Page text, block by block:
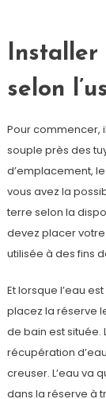
Installer
selon
Pour commencer,
souple près des
d’emplacement,
vous avez la
terre selon la
devez placer
utilisée à des fins
Et lorsque l’eau
placez la réserve
de bain est située.
récupération
creuser. L’eau va
dans la réserve à